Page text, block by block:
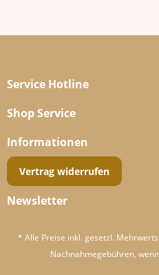
Service Hotline
Shop Service
Informationen
Vertrag widerrufen
Newsletter
* Alle Preise inkl. gesetzl.
Nachnahmegebühren,